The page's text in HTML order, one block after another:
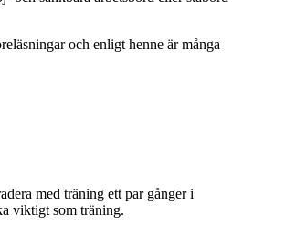
och enligt henne är många
med träning ett par gånger i
viktigt som träning.